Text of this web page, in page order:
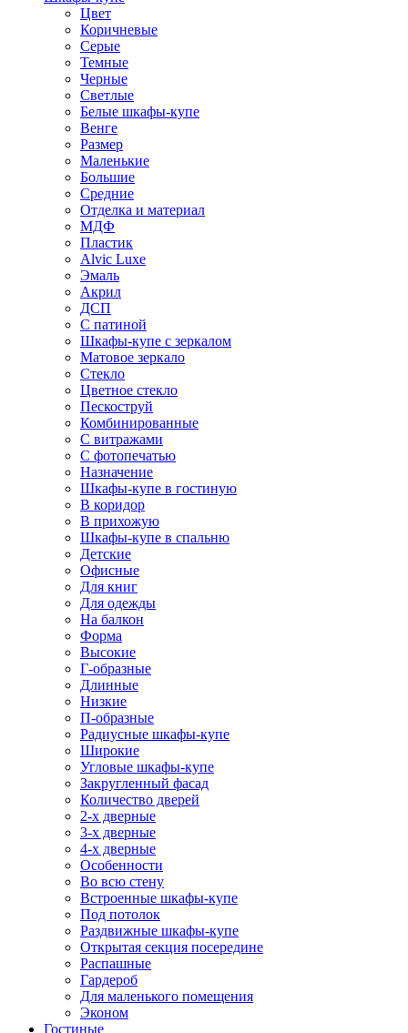
Цвет
Коричневые
Серые
Темные
Черные
Светлые
Белые шкафы-купе
Венге
Размер
Маленькие
Большие
Средние
Отделка и материал
МДФ
Пластик
Alvic Luxe
Эмаль
Акрил
ДСП
С патиной
Шкафы-купе с зеркалом
Матовое зеркало
Стекло
Цветное стекло
Пескоструй
Комбинированные
С витражами
С фотопечатью
Назначение
Шкафы-купе в гостиную
В коридор
В прихожую
Шкафы-купе в спальню
Детские
Офисные
Для книг
Для одежды
На балкон
Форма
Высокие
Г-образные
Длинные
Низкие
П-образные
Радиусные шкафы-купе
Широкие
Угловые шкафы-купе
Закругленный фасад
Количество дверей
2-х дверные
3-х дверные
4-х дверные
Особенности
Во всю стену
Встроенные шкафы-купе
Под потолок
Раздвижные шкафы-купе
Открытая секция посередине
Распашные
Гардероб
Для маленького помещения
Эконом
Гостиные